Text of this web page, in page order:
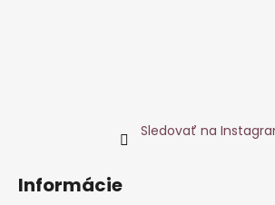
Sledovať na
Informácie